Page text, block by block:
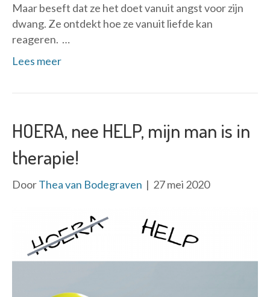
Maar beseft dat ze het doet vanuit angst voor zijn
dwang. Ze ontdekt hoe ze vanuit liefde kan
reageren. …
Lees meer
HOERA, nee HELP, mijn man is in
therapie!
DoorThea van Bodegraven | 27 mei 2020